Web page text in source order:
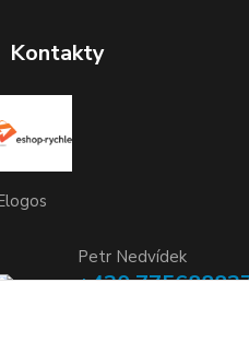
Kontakty
Petr Nedvídek
+420